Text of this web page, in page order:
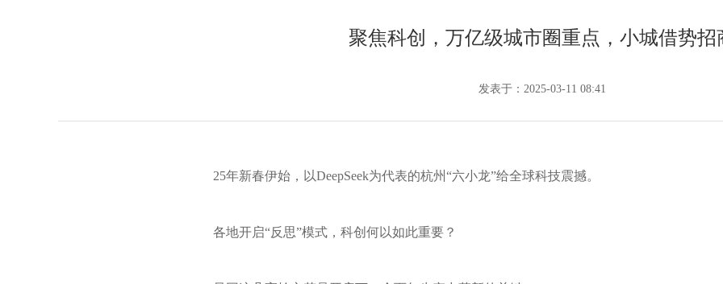
聚焦科创，万亿级城市圈重点，小城借势招
发表于：2025-03-11 08:41
25年新春伊始，以DeepSeek为代表的杭州“六小龙”给全球科技震撼。
各地开启“反思”模式，科创何以如此重要？